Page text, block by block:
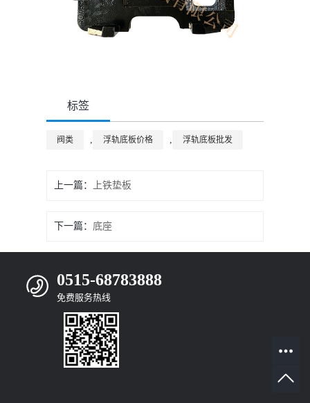
标签
阀类 , 浮轨底板价格 , 浮轨底板批发
上一篇： 上铁垫板
下一篇： 底座
0515-68783888
免费服务热线